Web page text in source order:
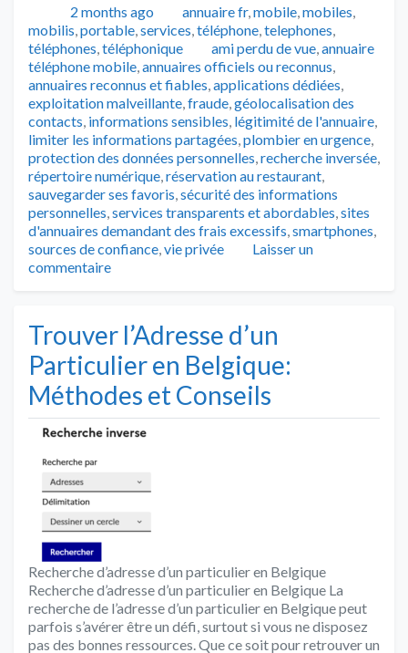
Publié2 months ago Catégories
annuaire fr,mobile,mobiles,
mobilis,portable,services,téléphone,telephones,
téléphones,téléphonique Tags
ami perdu de vue,annuaire
téléphone mobile,annuaires officiels ou reconnus,
annuaires reconnus et fiables,applications dédiées,
exploitation malveillante,fraude,géolocalisation des
contacts, informations sensibles, légitimité de l'annuaire,
limiter les informations partagées,plombier en urgence,
protection des données personnelles,recherche inversée,
répertoire numérique,réservation au restaurant,
sauvegarder ses favoris,sécurité des informations
personnelles,services transparents et abordables,sites
d'annuaires demandant des frais excessifs,smartphones,
sources de confiance,vie privée
Laisser un
commentaire
Trouver l’Adresse d’un
Particulier en Belgique:
Méthodes et Conseils
Recherche d’adresse d’un particulier en Belgique
Recherche d’adresse d’un particulier en Belgique La
recherche de l’adresse d’un particulier en Belgique peut
parfois s’avérer être un défi, surtout si vous ne disposez
pas des bonnes ressources. Que ce soit pour retrouver un